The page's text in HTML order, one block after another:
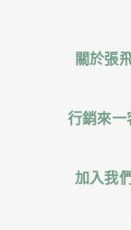
關於張
行銷來一
加入我們